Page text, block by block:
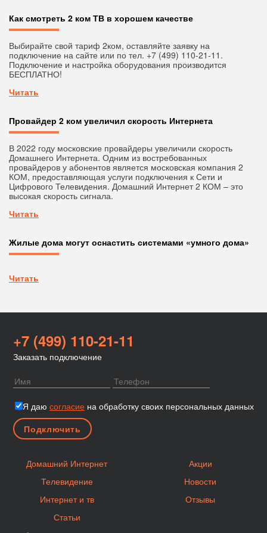
Как смотреть 2 ком ТВ в хорошем качестве
Выбирайте свой тариф 2ком, оставляйте заявку на
подключение на сайте или по тел. +7 (499) 110-21-11.
Подключение и настройка оборудования производится
БЕСПЛАТНО!
Читать
Провайдер 2 ком увеличил скорость Интернета
В 2022 году московские провайдеры увеличили скорость
Домашнего Интернета. Одним из востребованных
провайдеров у абонентов является московская компания 2
КОМ, предоставляющая услуги подключения к Сети и
Цифрового Телевидения. Домашний Интернет 2 КОМ – это
высокая скорость сигнала.
Читать
Жилые дома могут оснастить системами «умного дома»
Читать
+7 (499) 110-21-11
Заказать подключение
Я даю согласие на обработку своих персональных данных
Домашний Интернет
Телевидение
Интернет и тв
Акции
Новости
Отзывы
Статьи